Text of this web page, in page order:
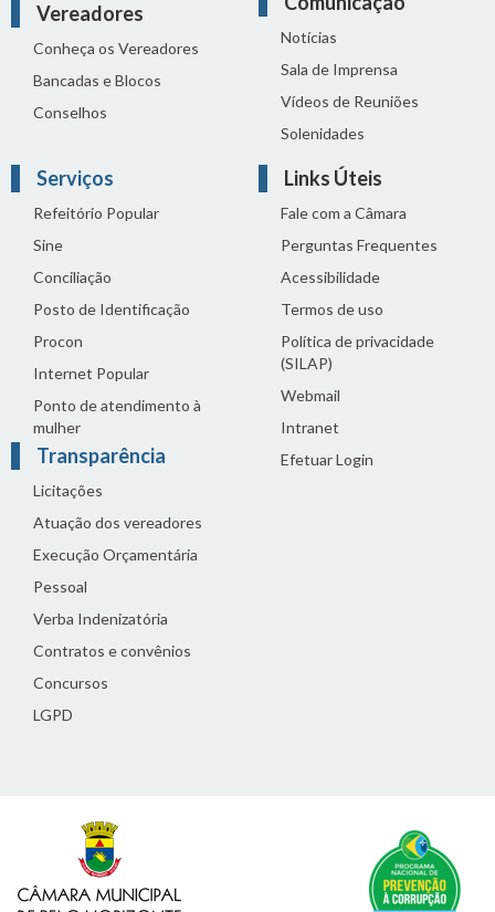
Vereadores
Conheça os Vereadores
Bancadas e Blocos
Conselhos
Notícias
Sala de Imprensa
Vídeos de Reuniões
Solenidades
Serviços
Refeitório Popular
Sine
Conciliação
Posto de Identificação
Procon
Internet Popular
Ponto de atendimento à
mulher
Transparência
Licitações
Atuação dos vereadores
Execução Orçamentária
Pessoal
Verba Indenizatória
Contratos e convênios
Concursos
LGPD
Links Úteis
Fale com a Câmara
Perguntas Frequentes
Acessibilidade
Termos de uso
Política de privacidade
(SILAP)
Webmail
Intranet
Efetuar Login